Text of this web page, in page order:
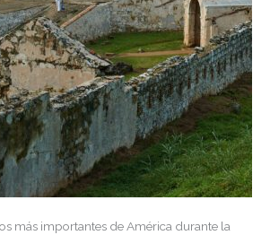
más importantes de América durante la